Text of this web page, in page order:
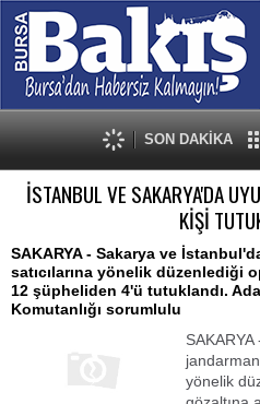
SON DAKİKA
İSTANBUL VE SAKARYA'DA
KİŞİ
SAKARYA - Sakarya ve
satıcılarına yönelik düzenlediği
12 şüpheliden 4'ü tutuklandı.
Komutanlığı sorumlulu
yönelik